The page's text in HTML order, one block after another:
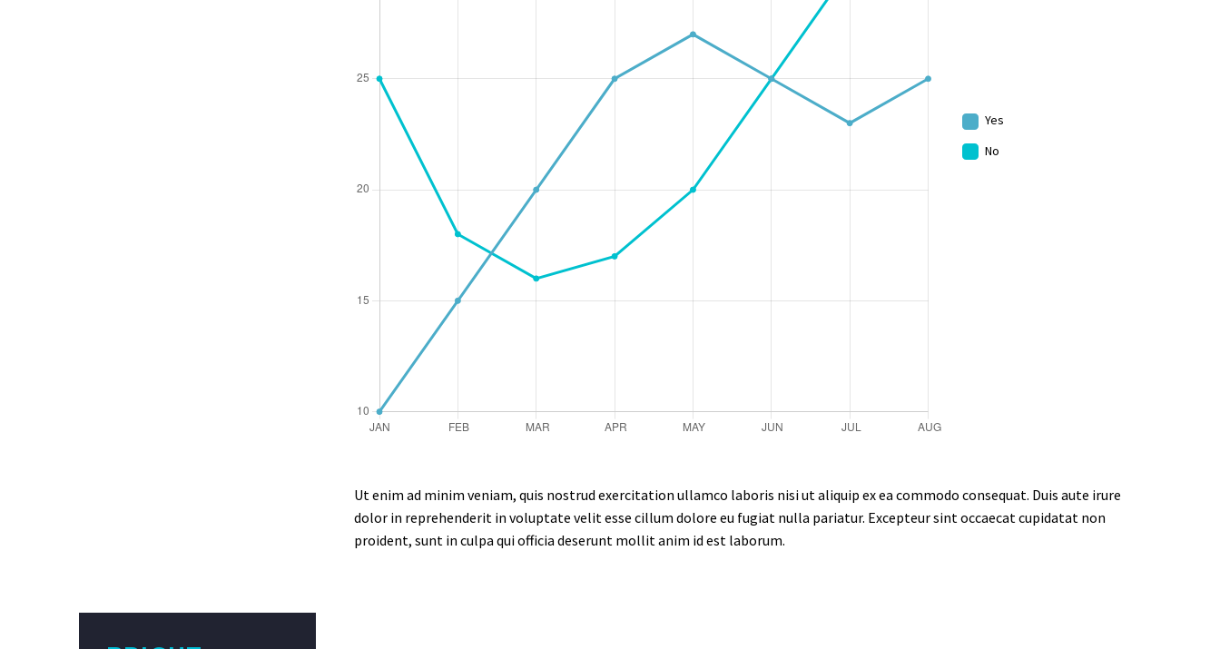
Yes
No
Ut enim ad minim veniam, quis nostrud exercitation ullamco laboris nisi ut aliquip ex ea commodo consequat. Duis aute irure
dolor in reprehenderit in voluptate velit esse cillum dolore eu fugiat nulla pariatur. Excepteur sint occaecat cupidatat non
proident, sunt in culpa qui officia deserunt mollit anim id est laborum.